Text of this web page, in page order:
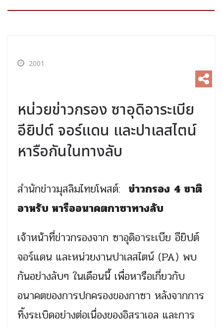
2001
หน่วยข่าวกรอง ซาอุดิอาระเบีย
อียิปต์ จอร์แดน และปาเลสไตน์
หารือกันในทางลับ
สำนักข่าวมุสลิมไทยโพสต์: ข่าวกรอง 4 ชาติ
อาหรับ หารืออนาคตกาซาทางลับ
เจ้าหน้าที่ข่าวกรองจาก ซาอุดิอาระเบีย อียิปต์
จอร์แดน และหน่วยงานปาเลสไตน์ (PA) พบ
กันอย่างลับๆ ในเดือนนี้ เพื่อหารือเกี่ยวกับ
อนาคตของการปกครองของกาซา หลังจากการ
ทิ้งระเบิดอย่างต่อเนื่องของอิสราเอล และการ